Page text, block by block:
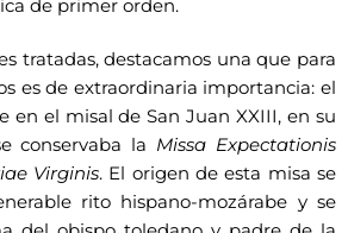
de primer orden.
tratadas, destacamos una que para
es de extraordinaria importancia: el
en el misal de San Juan XXIII, en su
conservaba la Missa Expectationis
Virginis. El origen de esta misa se
rito hispano-mozárabe y se